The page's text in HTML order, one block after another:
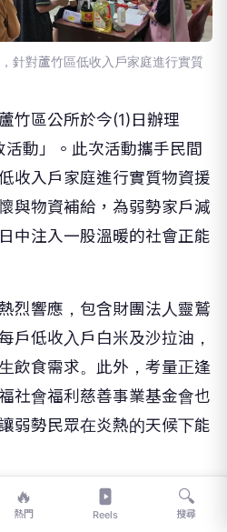
針對蘆竹區低收入戶家庭進行實質
竹區公所於今(1)日辦理
活動」。此次活動攜手民間
收入戶家庭進行實質物資援
與物資補給，為弱勢家戶減
中注入一股溫暖的社會正能
烈響應，包含財團法人靈鷲
戶低收入戶白米及沙拉油，
飲食需求。此外，考量正逢
社會福利慈善事業基金會也
弱勢民眾在炎熱的天候下能
扮演公私協力媒合的橋樑，
🔥
熱門 Reels
🔍
搜尋